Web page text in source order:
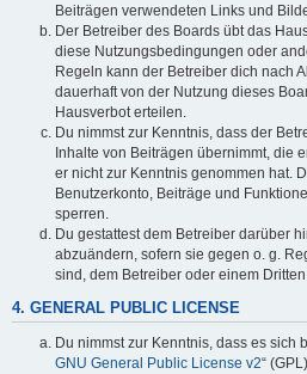
Beiträgen verwendeten Links und
Der Betreiber des Boards übt das
diese Nutzungsbedingungen oder
Regeln kann der Betreiber dich nach
dauerhaft von der Nutzung dieses
Hausverbot erteilen.
Du nimmst zur Kenntnis, dass der
Inhalte von Beiträgen übernimmt, die
er nicht zur Kenntnis genommen hat.
Benutzerkonto, Beiträge und
sperren.
Du gestattest dem Betreiber darüber
abzuändern, sofern sie gegen o. g.
sind, dem Betreiber oder einem
4. GENERAL PUBLIC LICENSE
Du nimmst zur Kenntnis, dass es sich
GNU General Public License v2“